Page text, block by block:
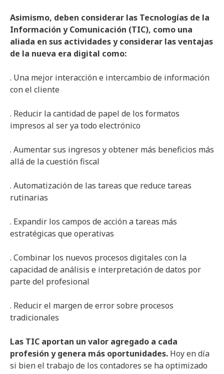
Asimismo, deben considerar las Tecnologías de la
Información y Comunicación (TIC), como una
aliada en sus actividades y considerar las ventajas
de la nueva era digital como:
. Una mejor interacción e intercambio de información
con el cliente
. Reducir la cantidad de papel de los formatos
impresos al ser ya todo electrónico
. Aumentar sus ingresos y obtener más beneficios más
allá de la cuestión fiscal
. Automatización de las tareas que reduce tareas
rutinarias
. Expandir los campos de acción a tareas más
estratégicas que operativas
. Combinar los nuevos procesos digitales con la
capacidad de análisis e interpretación de datos por
parte del profesional
. Reducir el margen de error sobre procesos
tradicionales
Las TIC aportan un valor agregado a cada
profesión y genera más oportunidades. Hoy en día
si bien el trabajo de los contadores se ha optimizado